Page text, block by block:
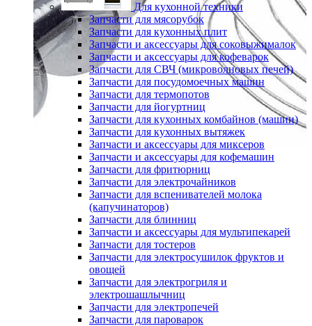
Для кухонной техники
Запчасти для мясорубок
Запчасти для кухонных плит
Запчасти и аксессуары для соковыжималок
Запчасти и аксессуары для кофеварок
Запчасти для СВЧ (микроволновых печей)
Запчасти для посудомоечных машин
Запчасти для термопотов
Запчасти для йогуртниц
Запчасти для кухонных комбайнов (машин)
Запчасти для кухонных вытяжек
Запчасти и аксессуары для миксеров
Запчасти и аксессуары для кофемашин
Запчасти для фритюрниц
Запчасти для электрочайников
Запчасти для вспенивателей молока
(капучинаторов)
Запчасти для блинниц
Запчасти и аксессуары для мультипекарей
Запчасти для тостеров
Запчасти для электросушилок фруктов и
овощей
Запчасти для электрогриля и
электрошашлычниц
Запчасти для электропечей
Запчасти для пароварок